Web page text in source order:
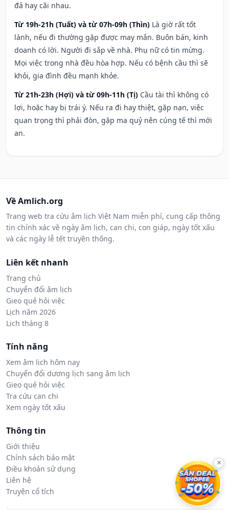
đả hay cãi nhau.
Từ 19h-21h (Tuất) và từ 07h-09h (Thìn) Là giờ rất tốt
lành, nếu đi thường gặp được may mắn. Buôn bán, kinh
doanh có lời. Người đi sắp về nhà. Phụ nữ có tin mừng.
Mọi việc trong nhà đều hòa hợp. Nếu có bệnh cầu thì sẽ
khỏi, gia đình đều mạnh khỏe.
Từ 21h-23h (Hợi) và từ 09h-11h (Tị) Cầu tài thì không có
lợi, hoặc hay bị trái ý. Nếu ra đi hay thiệt, gặp nạn, việc
quan trọng thì phải đòn, gặp ma quỷ nên cúng tế thì mới
an.
Về Amlich.org
Trang web tra cứu âm lịch Việt Nam miễn phí, cung cấp thông
tin chính xác về ngày âm lịch, can chi, con giáp, ngày tốt xấu
và các ngày lễ tết truyền thống.
Liên kết nhanh
Trang chủ
Chuyển đổi âm lịch
Gieo quẻ hỏi việc
Lịch năm 2026
Lịch tháng 8
Tính năng
Xem âm lịch hôm nay
Chuyển đổi dương lịch sang âm lịch
Gieo quẻ hỏi việc
Tra cứu can chi
Xem ngày tốt xấu
Thông tin
Giới thiệu
Chính sách bảo mật
Điều khoản sử dụng
Liên hệ
Truyện cổ tích
×